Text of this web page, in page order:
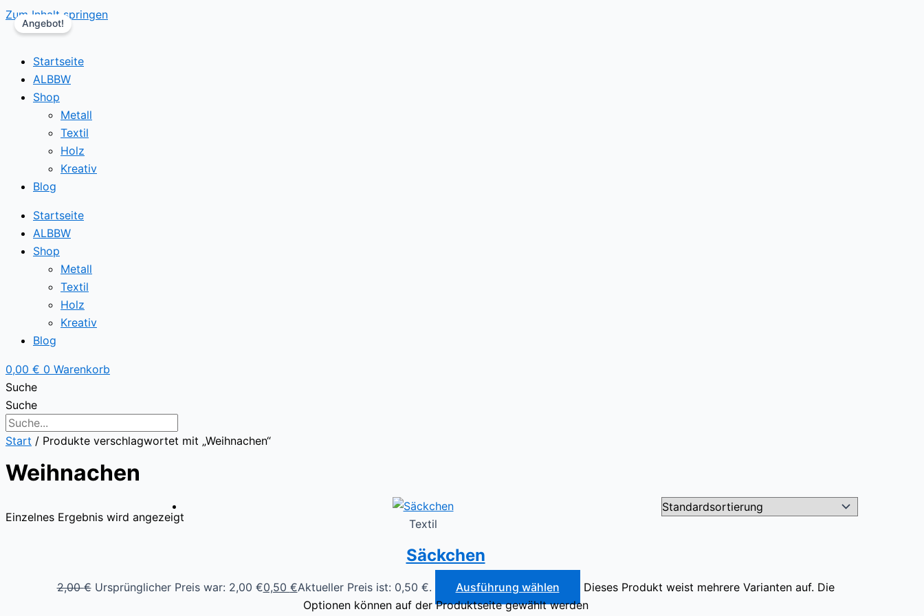
Zum Inhalt springen
Startseite
ALBBW
Shop
Metall
Textil
Holz
Kreativ
Blog
Startseite
ALBBW
Shop
Metall
Textil
Holz
Kreativ
Blog
0,00 € 0 Warenkorb
Suche
Suche
Start / Produkte verschlagwortet mit „Weihnachen“
Weihnachen
Einzelnes Ergebnis wird angezeigt
Angebot!
Textil
Säckchen
2,00€ Ursprünglicher Preis war: 2,00 €0,50 €Aktueller Preis ist: 0,50 €. Ausführung wählen
Dieses Produkt weist mehrere Varianten auf. Die
Optionen können auf der Produktseite gewählt werden